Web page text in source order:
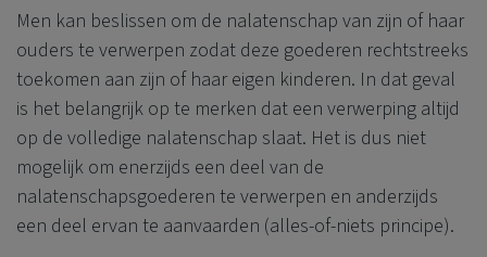
Men kan beslissen om de nalatenschap van zijn of haar
ouders te verwerpen zodat deze goederen rechtstreeks
toekomen aan zijn of haar eigen kinderen. In dat geval
is het belangrijk op te merken dat een verwerping altijd
op de volledige nalatenschap slaat. Het is dus niet
mogelijk om enerzijds een deel van de
nalatenschapsgoederen te verwerpen en anderzijds
een deel ervan te aanvaarden (alles-of-niets principe).